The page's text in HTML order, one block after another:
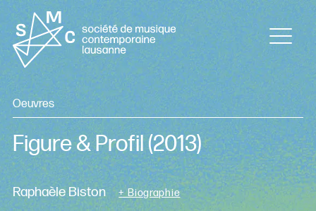
Oeuvres
Figure & Profil(2013)
Raphaèle Biston + Biographie